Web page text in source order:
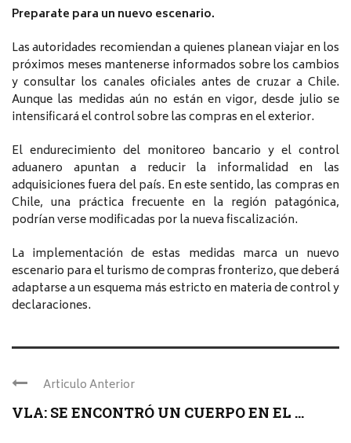
Preparate para un nuevo escenario.
Las autoridades recomiendan a quienes planean viajar en los
próximos meses mantenerse informados sobre los cambios
y consultar los canales oficiales antes de cruzar a Chile.
Aunque las medidas aún no están en vigor, desde julio se
intensificará el control sobre las compras en el exterior.
El endurecimiento del monitoreo bancario y el control
aduanero apuntan a reducir la informalidad en las
adquisiciones fuera del país. En este sentido, las compras en
Chile, una práctica frecuente en la región patagónica,
podrían verse modificadas por la nueva fiscalización.
La implementación de estas medidas marca un nuevo
escenario para el turismo de compras fronterizo, que deberá
adaptarse a un esquema más estricto en materia de control y
declaraciones.
Articulo Anterior
VLA: SE ENCONTRÓ UN CUERPO EN EL ...